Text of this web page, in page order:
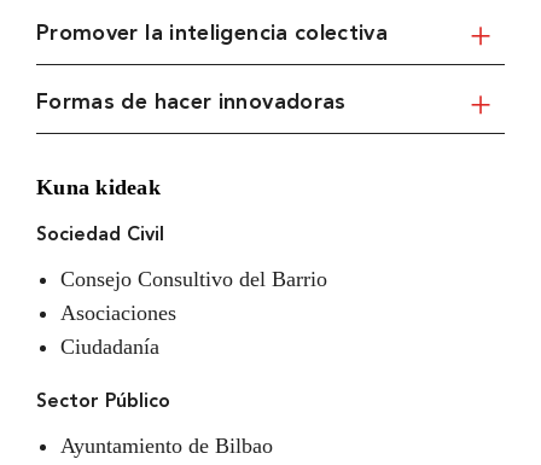
Promover la inteligencia colectiva
Formas de hacer innovadoras
Kuna kideak
Sociedad Civil
Consejo Consultivo del Barrio
Asociaciones
Ciudadanía
Sector Público
Ayuntamiento de Bilbao